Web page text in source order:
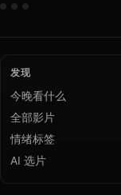
发现
今晚看什么
全部影片
情绪标签
AI 选片